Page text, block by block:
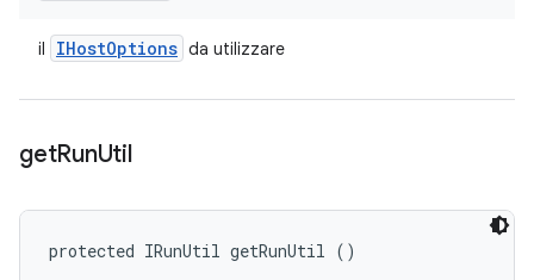
il IHostOptions da utilizzare
getRunUtil
protected IRunUtil getRunUtil ()